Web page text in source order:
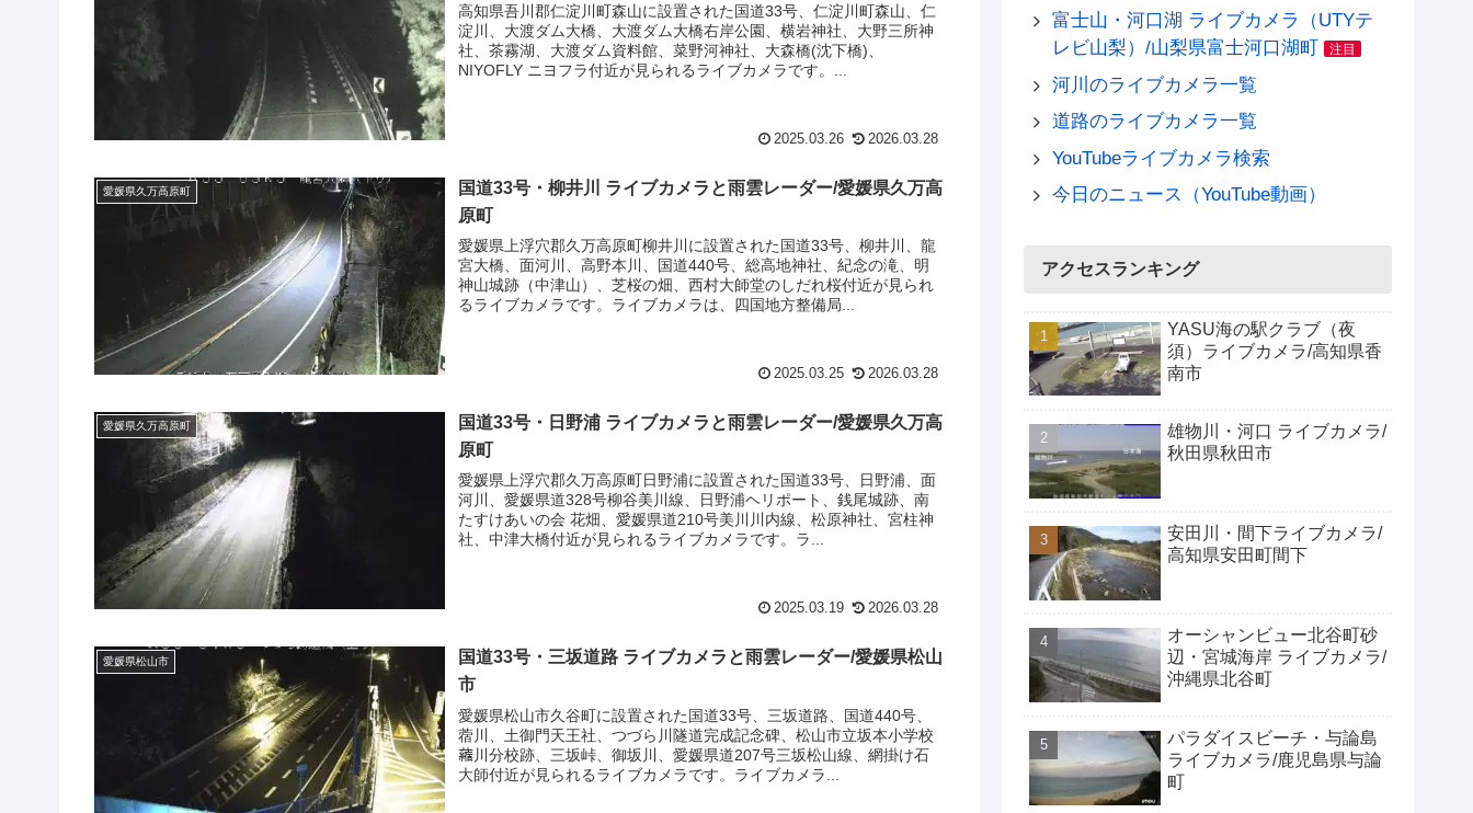
高知県吾川郡仁淀川町森山に設置された国道33号、仁淀川町森山、仁
淀川、大渡ダム大橋、大渡ダム大橋右岸公園、横岩神社、大野三所神
社、茶霧湖、大渡ダム資料館、菜野河神社、大森橋(沈下橋)、
NIYOFLY ニヨフラ付近が見られるライブカメラです。...
2025.03.26 2026.03.28
愛媛県久万高原町
国道33号・柳井川 ライブカメラと雨雲レーダー/愛媛県久万高
原町
愛媛県上浮穴郡久万高原町柳井川に設置された国道33号、柳井川、龍
宮大橋、面河川、高野本川、国道440号、総高地神社、紀念の滝、明
神山城跡（中津山）、芝桜の畑、西村大師堂のしだれ桜付近が見られ
るライブカメラです。ライブカメラは、四国地方整備局...
2025.03.25 2026.03.28
愛媛県久万高原町
国道33号・日野浦 ライブカメラと雨雲レーダー/愛媛県久万高
原町
愛媛県上浮穴郡久万高原町日野浦に設置された国道33号、日野浦、面
河川、愛媛県道328号柳谷美川線、日野浦ヘリポート、銭尾城跡、南
たすけあいの会 花畑、愛媛県道210号美川川内線、松原神社、宮柱神
社、中津大橋付近が見られるライブカメラです。ラ...
2025.03.19 2026.03.28
愛媛県松山市
国道33号・三坂道路 ライブカメラと雨雲レーダー/愛媛県松山
市
愛媛県松山市久谷町に設置された国道33号、三坂道路、国道440号、
蓿川、土御門天王社、つづら川隧道完成記念碑、松山市立坂本小学校
𧃴川分校跡、三坂峠、御坂川、愛媛県道207号三坂松山線、網掛け石
大師付近が見られるライブカメラです。ライブカメラ...
富士山・河口湖 ライブカメラ（UTYテ
レビ山梨）/山梨県富士河口湖町
注目
河川のライブカメラ一覧
道路のライブカメラ一覧
YouTubeライブカメラ検索
今日のニュース（YouTube動画）
アクセスランキング
YASU海の駅クラブ（夜
須）ライブカメラ/高知県香
南市
雄物川・河口 ライブカメラ/
秋田県秋田市
安田川・間下ライブカメラ/
高知県安田町間下
オーシャンビュー北谷町砂
辺・宮城海岸 ライブカメラ/
沖縄県北谷町
パラダイスビーチ・与論島
ライブカメラ/鹿児島県与論
町